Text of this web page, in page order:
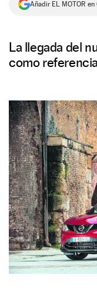
SÍGUENOS
Añadir EL MOTOR en
La llegada del
como